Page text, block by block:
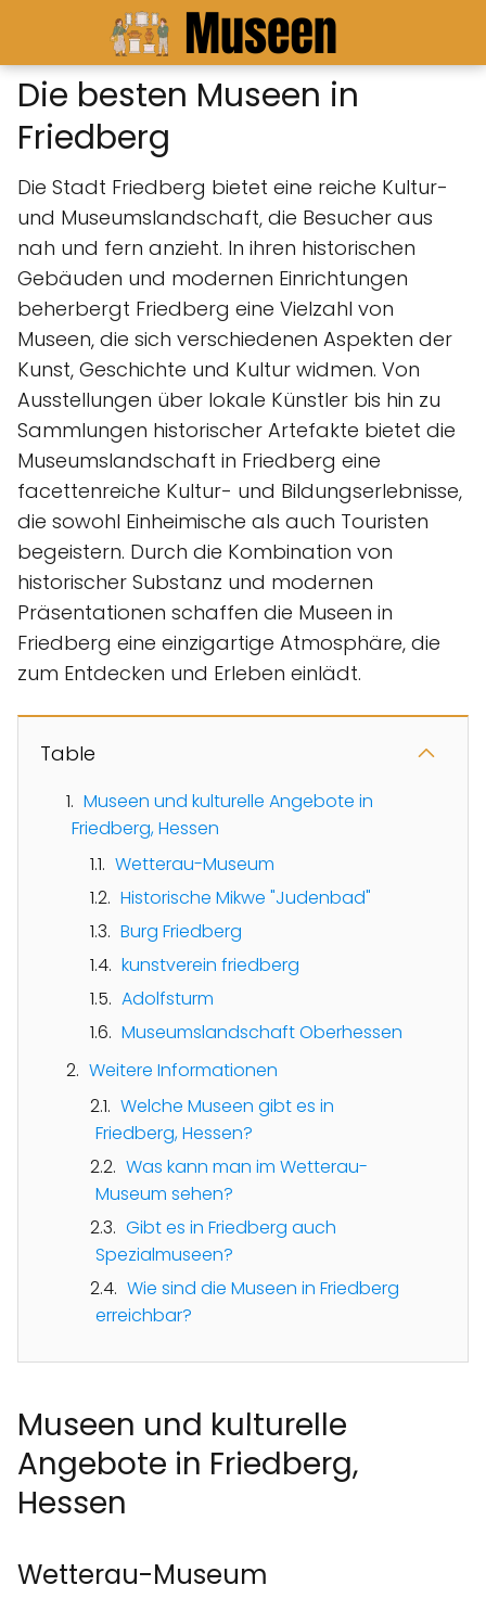
Die besten Museen in
Friedberg
Die Stadt Friedberg bietet eine reiche Kultur-
und Museumslandschaft, die Besucher aus
nah und fern anzieht. In ihren historischen
Gebäuden und modernen Einrichtungen
beherbergt Friedberg eine Vielzahl von
Museen, die sich verschiedenen Aspekten der
Kunst, Geschichte und Kultur widmen. Von
Ausstellungen über lokale Künstler bis hin zu
Sammlungen historischer Artefakte bietet die
Museumslandschaft in Friedberg eine
facettenreiche Kultur- und Bildungserlebnisse,
die sowohl Einheimische als auch Touristen
begeistern. Durch die Kombination von
historischer Substanz und modernen
Präsentationen schaffen die Museen in
Friedberg eine einzigartige Atmosphäre, die
zum Entdecken und Erleben einlädt.
Table
Museen und kulturelle Angebote in
Friedberg, Hessen
Wetterau-Museum
Historische Mikwe "Judenbad"
Burg Friedberg
kunstverein friedberg
Adolfsturm
Museumslandschaft Oberhessen
Weitere Informationen
Welche Museen gibt es in
Friedberg, Hessen?
Was kann man im Wetterau-
Museum sehen?
Gibt es in Friedberg auch
Spezialmuseen?
Wie sind die Museen in Friedberg
erreichbar?
Museen und kulturelle
Angebote in Friedberg,
Hessen
Wetterau-Museum